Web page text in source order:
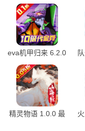
eva机甲归来 6.2.0
安卓版
精灵物语 1.0.0 最